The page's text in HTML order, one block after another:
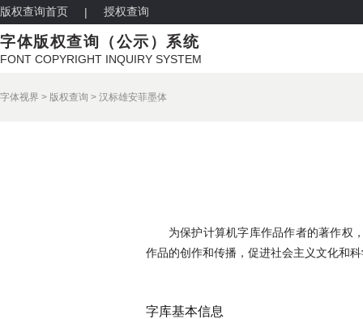
版权查询首页 | 授权查询
字体版权查询（公示）系统
FONT COPYRIGHT INQUIRY SYSTEM
字体视界 > 版权查询 > 汉标雄安菲墨体
为保护计算机字库作品作者的著作权
作品的创作和传播，促进社会主义文化和
字库基本信息